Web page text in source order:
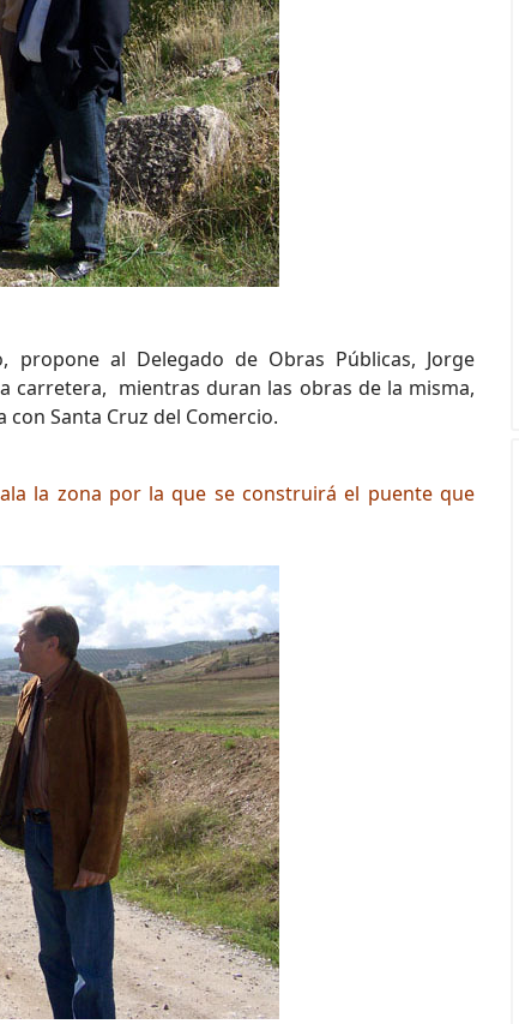
propone al Delegado de Obras Públicas, Jorge
carretera, mientras duran las obras de la misma,
Santa Cruz del Comercio.
la zona por la que se construirá el puente que